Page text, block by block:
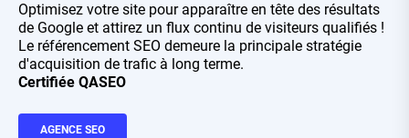
Optimisez votre site pour apparaître en tête des résultats
de Google et attirez un flux continu de visiteurs qualifiés !
Le référencement SEO demeure la principale stratégie
d'acquisition de trafic à long terme.
Certifiée QASEO
AGENCE SEO